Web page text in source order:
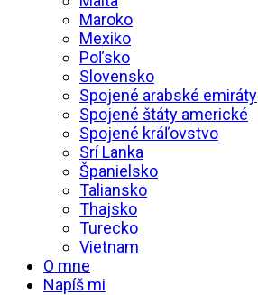
Maroko
Mexiko
Poľsko
Slovensko
Spojené arabské emiráty
Spojené štáty americké
Spojené kráľovstvo
Srí Lanka
Španielsko
Taliansko
Thajsko
Turecko
Vietnam
O mne
Napíš mi